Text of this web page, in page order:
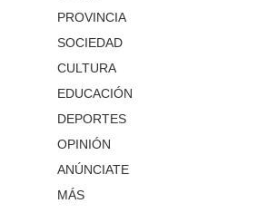
PROVINCIA
SOCIEDAD
CULTURA
EDUCACIÓN
DEPORTES
OPINIÓN
ANÚNCIATE
MÁS